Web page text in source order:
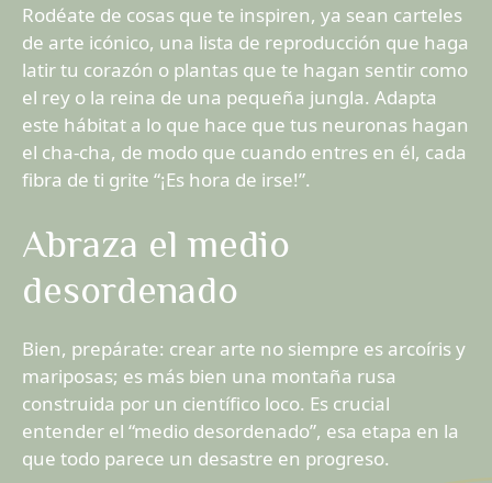
Rodéate de cosas que te inspiren, ya sean carteles
de arte icónico, una lista de reproducción que haga
latir tu corazón o plantas que te hagan sentir como
el rey o la reina de una pequeña jungla. Adapta
este hábitat a lo que hace que tus neuronas hagan
el cha-cha, de modo que cuando entres en él, cada
fibra de ti grite “¡Es hora de irse!”.
Abraza el medio
desordenado
Bien, prepárate: crear arte no siempre es arcoíris y
mariposas; es más bien una montaña rusa
construida por un científico loco. Es crucial
entender el “medio desordenado”, esa etapa en la
que todo parece un desastre en progreso.